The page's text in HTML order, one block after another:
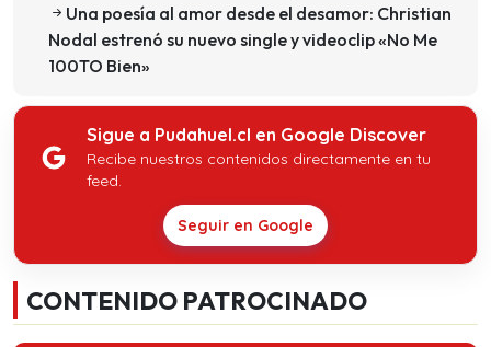
Una poesía al amor desde el desamor: Christian
Nodal estrenó su nuevo single y videoclip «No Me
100TO Bien»
Sigue a Pudahuel.cl en Google Discover
Recibe nuestros contenidos directamente en tu
feed.
Seguir en Google
CONTENIDO PATROCINADO